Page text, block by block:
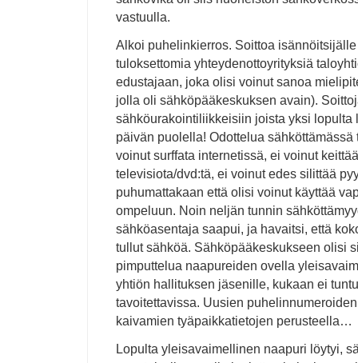
vastuulla.
Alkoi puhelinkierros. Soittoa
tuloksettomia yhteydenottoyrityksiä
edustajaan, joka olisi voinut sanoa
jolla oli sähköpääkeskuksen avain).
sähköurakointiliikkeisiin joista yksi lopulta
päivän puolella! Odottelua
voinut surffata internetissä, ei voinut
televisiota/dvd:tä, ei voinut edes silittää
puhumattakaan että olisi voinut käyttää
ompeluun. Noin neljän tunnin
sähköasentaja saapui, ja havaitsi, että
tullut sähköä. Sähköpääkeskukseen olisi
pimputtelua naapureiden ovella
yhtiön hallituksen jäsenille, kukaan ei
tavoitettavissa. Uusien
kaivamien tyäpaikkatietojen perusteella…
Lopulta yleisavaimellinen naapuri löytyi,